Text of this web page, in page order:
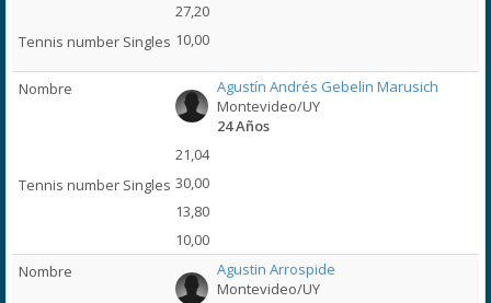
27,20
10,00
Agustín Andrés Gebelin Marusich
Montevideo/UY
24 Años
21,04
30,00
13,80
10,00
Agustin Arrospide
Montevideo/UY